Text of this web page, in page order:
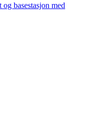
basestasjon med